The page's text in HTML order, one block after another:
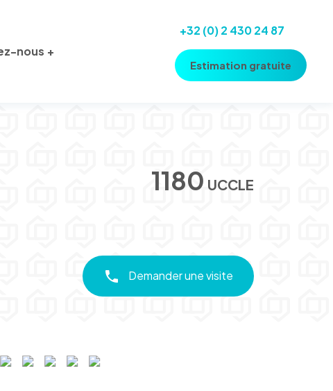
nous
+32 (0) 2 430 24 87
Estimation gratuite
1180 UCCLE
Demander une visite